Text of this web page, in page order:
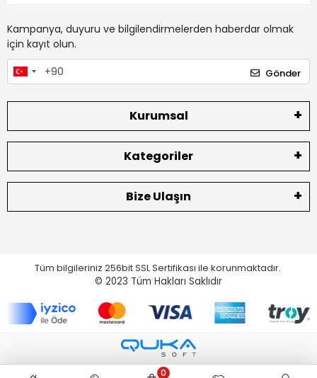
Kampanya, duyuru ve bilgilendirmelerden haberdar olmak
için kayıt olun.
Gönder
Kurumsal
Kategoriler
Bize Ulaşın
Tüm bilgileriniz 256bit SSL Sertifikası ile korunmaktadır.
© 2023 Tüm Hakları Saklıdır
0